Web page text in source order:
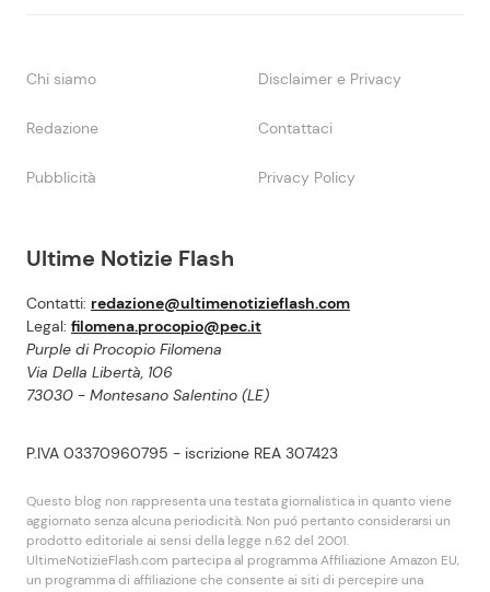
Ultime Notizie Flash
Contatti: redazione@ultimenotizieflash.com
Legal: filomena.procopio@pec.it
Purple di Procopio Filomena
Via Della Libertà, 106
73030 - Montesano Salentino (LE)
P.IVA 03370960795 - iscrizione REA 307423
Questo blog non rappresenta una testata giornalistica in quanto viene
aggiornato senza alcuna periodicità. Non puó pertanto considerarsi un
prodotto editoriale ai sensi della legge n.62 del 2001.
UltimeNotizieFlash.com partecipa al programma Affiliazione Amazon EU,
un programma di affiliazione che consente ai siti di percepire una
Chi siamo Disclaimer e Privacy
Redazione Contattaci
Pubblicità Privacy Policy